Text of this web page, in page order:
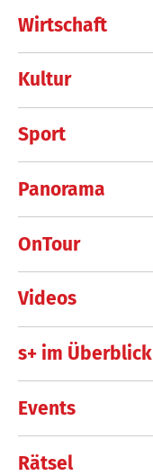
Wirtschaft
Kultur
Sport
Panorama
OnTour
Videos
s+ im Überblick
Events
Rätsel